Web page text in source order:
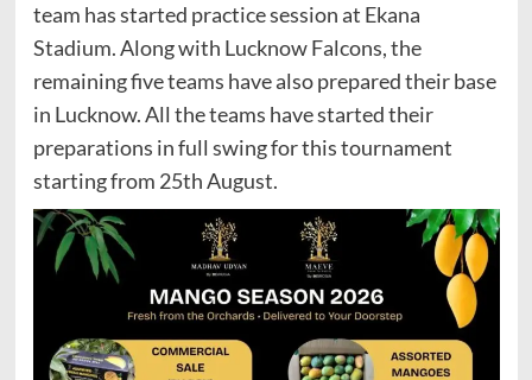
team has started practice session at Ekana
Stadium. Along with Lucknow Falcons, the
remaining five teams have also prepared their base
in Lucknow. All the teams have started their
preparations in full swing for this tournament
starting from 25th August.